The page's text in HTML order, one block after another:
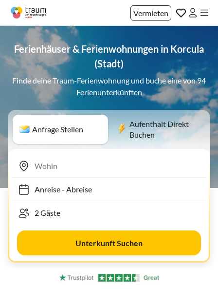
Vermieten
Ferienhäuser & Ferienwohnungen in Korcula
(Stadt)
Finde deine Traum-Ferienwohnung und buche eine von 94
Ferienunterkünften
Anfrage Stellen
Aufenthalt Direkt
Buchen
Anreise- Abreise
Unterkunft Suchen